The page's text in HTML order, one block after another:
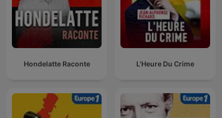
Hondelatte Raconte L'Heure Du Crime